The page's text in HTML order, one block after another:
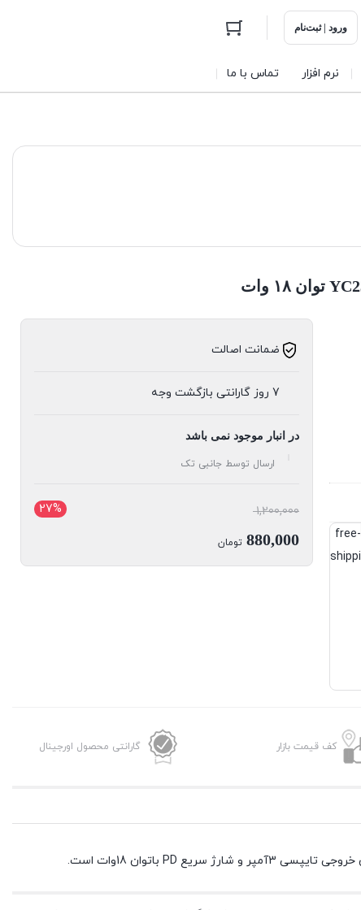
ورود | ثبت‌نام
نرم افزار تماس با ما
ضمانت اصالت
7 روز گارانتی بازگشت وجه
در انبار موجود نمی باشد
ارسال توسط جانبی تک
27% 1,200,000قیمت
اصلی:880,000 تومان
قیمت
کف قیمت بازار گارانتی محصول اورجینال